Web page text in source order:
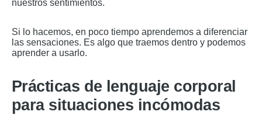
nuestros sentimientos.
Si lo hacemos, en poco tiempo aprendemos a diferenciar
las sensaciones. Es algo que traemos dentro y podemos
aprender a usarlo.
Prácticas de lenguaje corporal
para situaciones incómodas